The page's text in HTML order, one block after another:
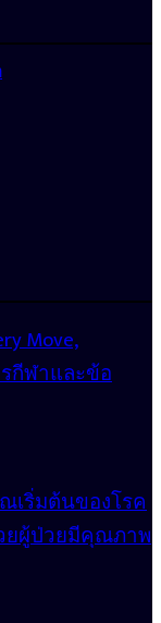
Move,
กีฬาและข้อ
เริ่มต้นของโรค
ยผู้ป่วยมีคุณภาพ